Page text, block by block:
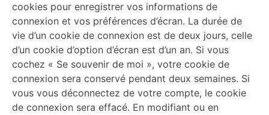
cookies pour enregistrer vos informations de
connexion et vos préférences d’écran. La durée de
vie d’un cookie de connexion est de deux jours, celle
d’un cookie d’option d’écran est d’un an. Si vous
cochez « Se souvenir de moi », votre cookie de
connexion sera conservé pendant deux semaines. Si
vous vous déconnectez de votre compte, le cookie
de connexion sera effacé. En modifiant ou en